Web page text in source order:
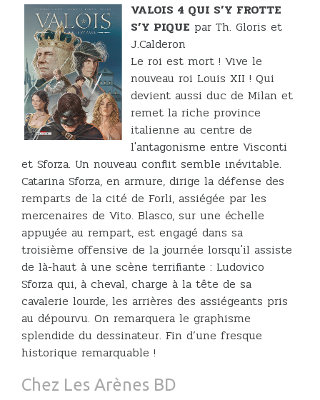
VALOIS 4 QUI S’Y FROTTE
S’Y PIQUE par Th. Gloris et
J.Calderon
Le roi est mort ! Vive le
nouveau roi Louis XII ! Qui
devient aussi duc de Milan et
remet la riche province
italienne au centre de
l'antagonisme entre Visconti
et Sforza. Un nouveau conflit semble inévitable.
Catarina Sforza, en armure, dirige la défense des
remparts de la cité de Forli, assiégée par les
mercenaires de Vito. Blasco, sur une échelle
appuyée au rempart, est engagé dans sa
troisième offensive de la journée lorsqu'il assiste
de là-haut à une scène terrifiante : Ludovico
Sforza qui, à cheval, charge à la tête de sa
cavalerie lourde, les arrières des assiégeants pris
au dépourvu. On remarquera le graphisme
splendide du dessinateur. Fin d’une fresque
historique remarquable !
Chez Les Arènes BD